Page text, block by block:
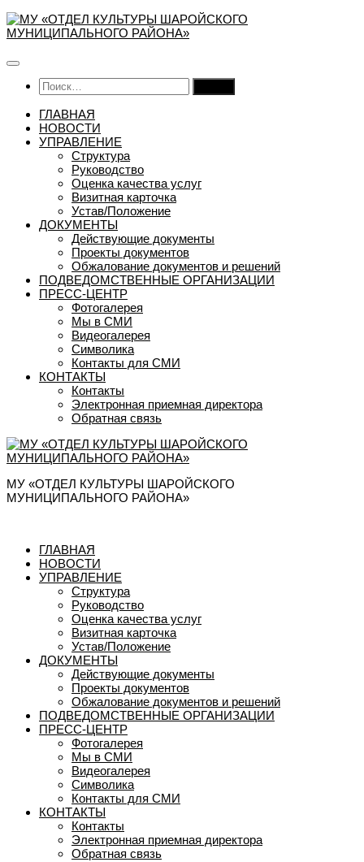
Перейти
к
Найти:
ГЛАВНАЯ
НОВОСТИ
УПРАВЛЕНИЕ
Структура
Руководство
Оценка качества услуг
Визитная карточка
Устав/Положение
ДОКУМЕНТЫ
Действующие документы
Проекты документов
Обжалование документов и решений
ПОДВЕДОМСТВЕННЫЕ ОРГАНИЗАЦИИ
ПРЕСС-ЦЕНТР
Фотогалерея
Мы в СМИ
Видеогалерея
Символика
Контакты для СМИ
КОНТАКТЫ
Контакты
Электронная приемная директора
Обратная связь
МУ «ОТДЕЛ КУЛЬТУРЫ ШАРОЙСКОГО
МУНИЦИПАЛЬНОГО РАЙОНА»
ГЛАВНАЯ
НОВОСТИ
УПРАВЛЕНИЕ
Структура
Руководство
Оценка качества услуг
Визитная карточка
Устав/Положение
ДОКУМЕНТЫ
Действующие документы
Проекты документов
Обжалование документов и решений
ПОДВЕДОМСТВЕННЫЕ ОРГАНИЗАЦИИ
ПРЕСС-ЦЕНТР
Фотогалерея
Мы в СМИ
Видеогалерея
Символика
Контакты для СМИ
КОНТАКТЫ
Контакты
Электронная приемная директора
Обратная связь